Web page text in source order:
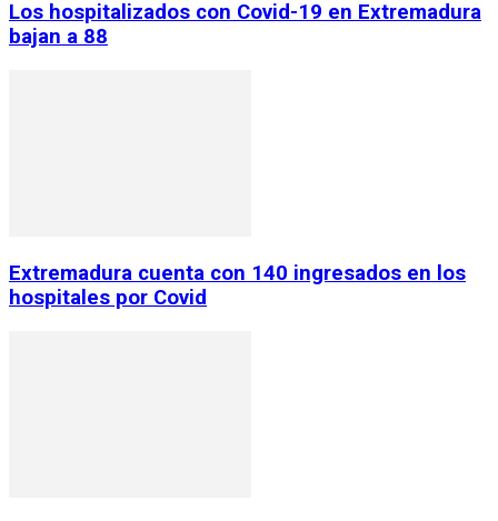
Los hospitalizados con Covid-19 en Extremadura
bajan a 88
Extremadura cuenta con 140 ingresados en los
hospitales por Covid